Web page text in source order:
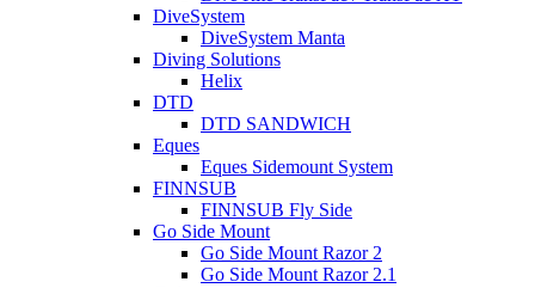
DiveSystem
DiveSystem Manta
Diving Solutions
Helix
DTD
DTD SANDWICH
Eques
Eques Sidemount System
FINNSUB
FINNSUB Fly Side
Go Side Mount
Go Side Mount Razor 2
Go Side Mount Razor 2.1